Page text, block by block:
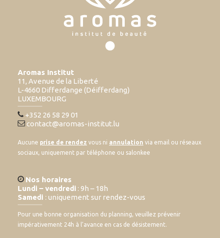
Aromas Institut
11, Avenue de la Liberté
L-4660 Differdange (Déifferdang)
LUXEMBOURG
+352 26 58 29 01
contact@aromas-institut.lu
Aucune prise de rendez vous ni annulation via email ou réseaux
sociaux, uniquement par téléphone ou salonkee
Nos horaires
Lundi – vendredi : 9h – 18h
Samedi : uniquement sur rendez-vous
Pour une bonne organisation du planning, veuillez prévenir
impérativement 24h à l’avance en cas de désistement.